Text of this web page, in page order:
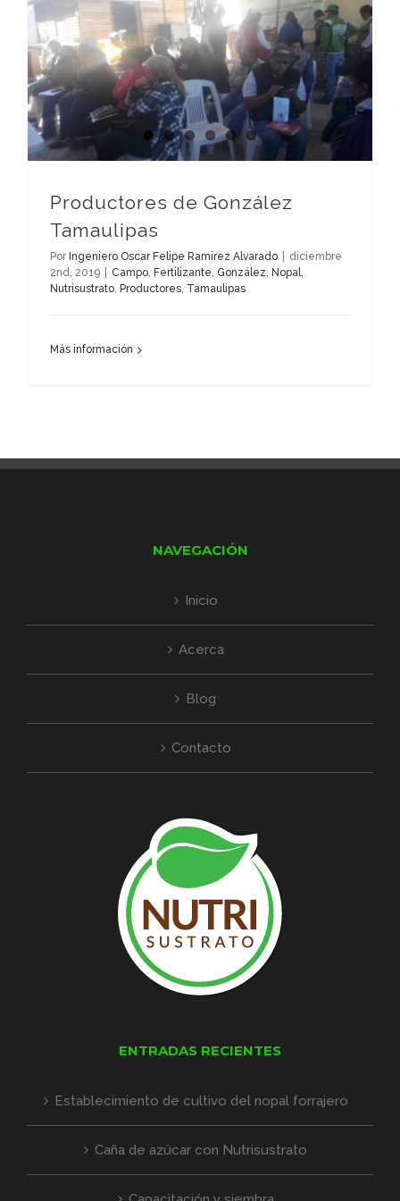
Productores de González
Tamaulipas
Por Ingeniero Oscar Felipe Ramirez Alvarado
diciembre
2nd, 2019
Campo, Fertilizante, González, Nopal,
Nutrisustrato, Productores, Tamaulipas
Más información
NAVEGACIÓN
Inicio
Acerca
Blog
Contacto
ENTRADAS RECIENTES
Establecimiento de cultivo del nopal forrajero
Caña de azúcar con Nutrisustrato